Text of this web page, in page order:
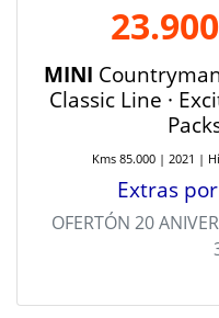
MINI
Classic Line ·
Kms 85.000 | 2021 |
Extras
OFERTÓN 20